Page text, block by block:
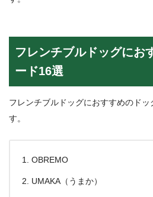
フレンチブルドッグにお
ード16選
フレンチブルドッグにおすすめのド
す。
OBREMO
UMAKA（うまか）